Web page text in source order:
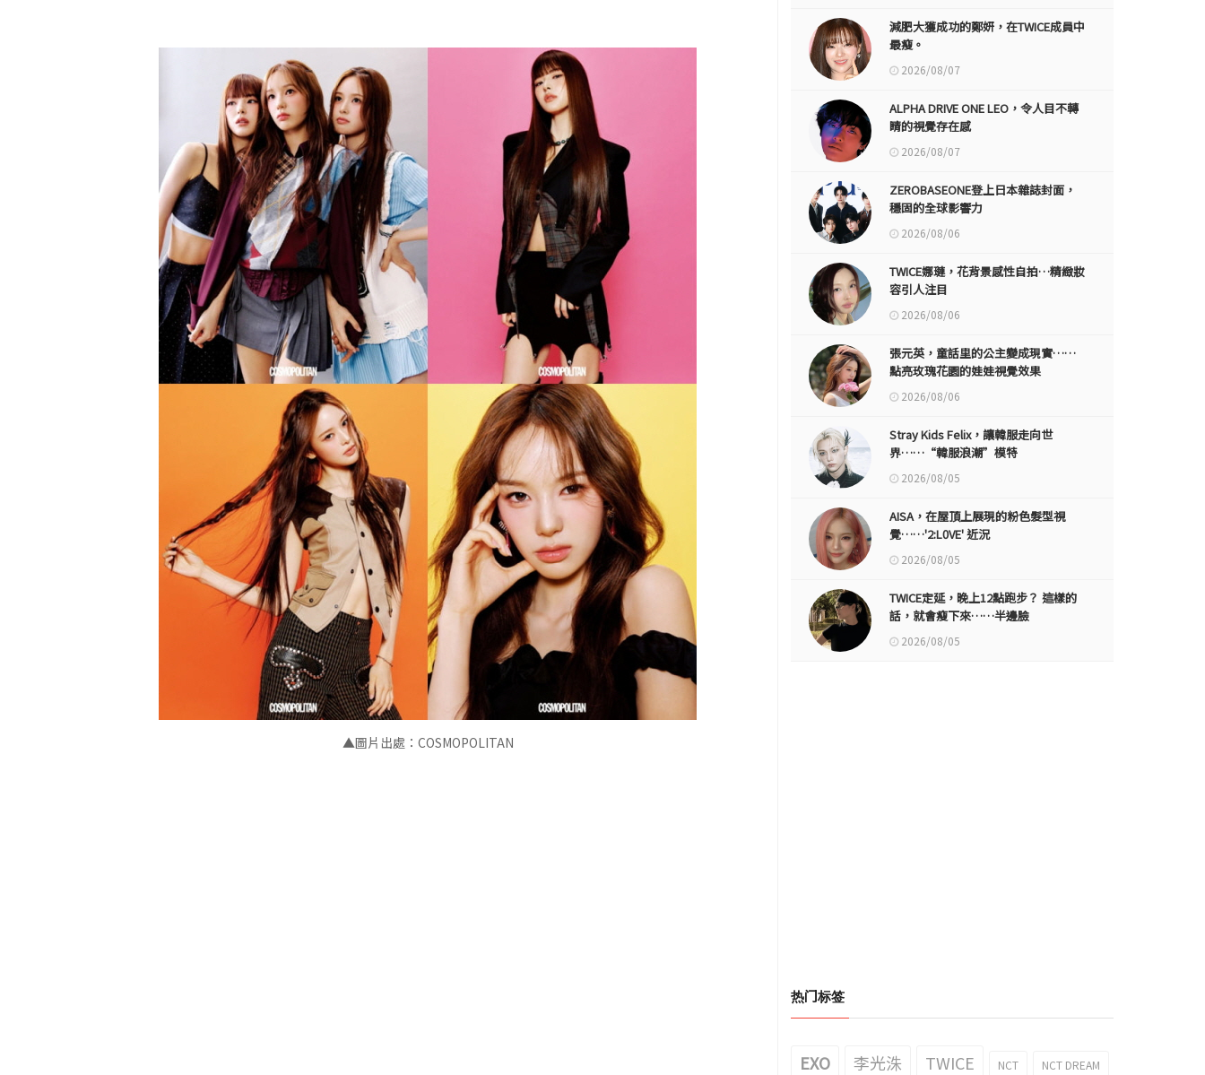
▲圖片出處：COSMOPOLITAN
減肥大獲成功的鄭妍，在TWICE成員中
最瘦。
2026/08/07
ALPHA DRIVE ONE LEO，令人目不轉
睛的視覺存在感
2026/08/07
ZEROBASEONE登上日本雜誌封面，
穩固的全球影響力
2026/08/06
TWICE娜璉，花背景感性自拍…精緻妝
容引人注目
2026/08/06
張元英，童話里的公主變成現實……
點亮玫瑰花園的娃娃視覺效果
2026/08/06
Stray Kids Felix，讓韓服走向世
界……“韓服浪潮”模特
2026/08/05
AISA，在屋頂上展現的粉色髮型視
覺……'2:L0VE' 近況
2026/08/05
TWICE定延，晚上12點跑步？ 這樣的
話，就會瘦下來……半邊臉
2026/08/05
热门标签
EXO 李光洙 TWICE NCT NCT DREAM